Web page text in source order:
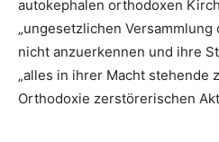
autokephalen orthodoxen
„ungesetzlichen
nicht anzuerkennen und ihre
„alles in ihrer Macht stehende
Orthodoxie zerstörerischen